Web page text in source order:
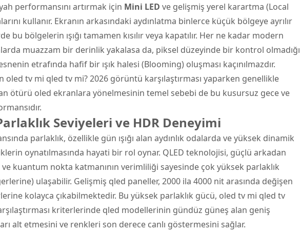
performansını artırmak için Mini LED ve gelişmiş yerel karartma (Local
kullanır. Ekranın arkasındaki aydınlatma binlerce küçük bölgeye ayrılır
bu bölgelerin ışığı tamamen kısılır veya kapatılır. Her ne kadar modern
muazzam bir derinlik yakalasa da, piksel düzeyinde bir kontrol olmadığı
etrafında hafif bir ışık halesi (Blooming) oluşması kaçınılmazdır.
oled tv mi qled tv mi? 2026 görüntü karşılaştırması yaparken genellikle
ötürü oled ekranlara yönelmesinin temel sebebi de bu kusursuz gece ve
Seviyeleri ve HDR Deneyimi
parlaklık, özellikle gün ışığı alan aydınlık odalarda ve yüksek dinamik
oynatılmasında hayati bir rol oynar. QLED teknolojisi, güçlü arkadan
kuantum nokta katmanının verimliliği sayesinde çok yüksek parlaklık
ulaşabilir. Gelişmiş qled paneller, 2000 ila 4000 nit arasında değişen
kolayca çıkabilmektedir. Bu yüksek parlaklık gücü, oled tv mi qled tv
kriterlerinde qled modellerinin gündüz güneş alan geniş
alt etmesini ve renkleri son derece canlı göstermesini sağlar.